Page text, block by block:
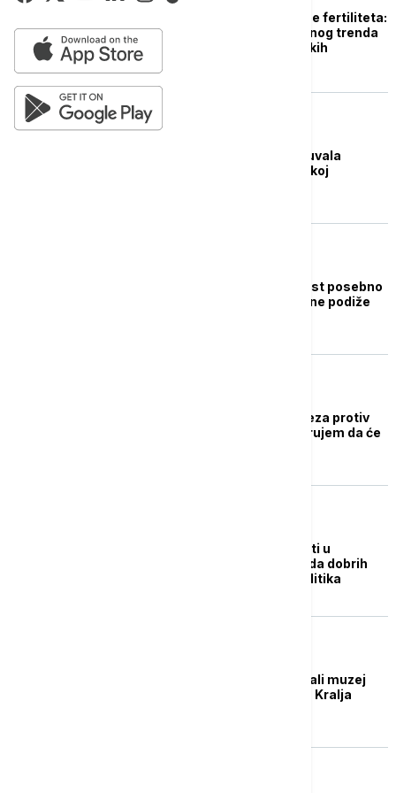
Srbija beleži rast stope fertiliteta:
"Redak primer pozitivnog trenda
u domenu demografskih
Tabaković: Srbija sačuvala
stabilnost uprkos velikoj
Tabaković: Neizvesnost posebno
oko NIS-a utiče da se ne podiže
Tabaković: Tužba Deleza protiv
Srbije nekorektna, verujem da će
Tabaković: Svi rezultati u
izazovnoj 2025. potvrda dobrih
makroekonomskih politika
Tabaković otvorila "Mali muzej
novca" u zgradi NBS u Kralja